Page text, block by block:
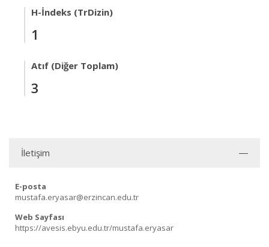
H-İndeks (TrDizin)
1
Atıf (Diğer Toplam)
3
İletişim
E-posta
mustafa.eryasar@erzincan.edu.tr
Web Sayfası
https://avesis.ebyu.edu.tr/mustafa.eryasar